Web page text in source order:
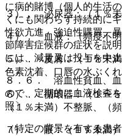
に病的賭博（個人的生活
くにも関わらず持続的に
性欲亢進、強迫性購買、
節障害症候群の症状を説
には、減量又は投与を中
８．６． 溶血性貧血、
ので、定期的に血液検査
照〕。
（特定の背景を有する患
３）． 泌尿器：（１％
４）． 血液：（頻度不
５）． 皮膚：（１％未
色素沈着、口唇の水ぶく
６）． 循環器：（１〜５
（１％未満）不整脈、（
７）． 眼：（１％未満